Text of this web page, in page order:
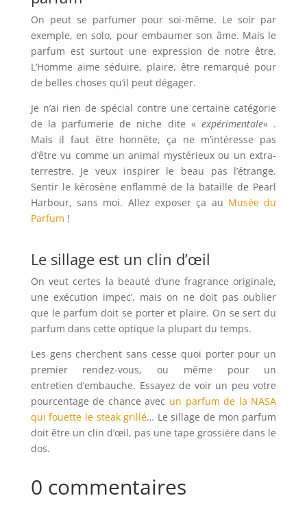
On peut se parfumer pour soi-même. Le soir par
exemple, en solo, pour embaumer son âme. Mais le
parfum est surtout une expression de notre être.
L’Homme aime séduire, plaire, être remarqué pour
de belles choses qu’il peut dégager.
Je n’ai rien de spécial contre une certaine catégorie
de la parfumerie de niche dite «expérimentale« .
Mais il faut être honnête, ça ne m’intéresse pas
d’être vu comme un animal mystérieux ou un extra-
terrestre. Je veux inspirer le beau pas l’étrange.
Sentir le kérosène enflammé de la bataille de Pearl
Harbour, sans moi. Allez exposer ça au Musée du
Parfum !
Le sillage est un clin d’œil
On veut certes la beauté d’une fragrance originale,
une exécution impec’, mais on ne doit pas oublier
que le parfum doit se porter et plaire. On se sert du
parfum dans cette optique la plupart du temps.
Les gens cherchent sans cesse quoi porter pour un
premier rendez-vous, ou même pour un
entretien d’embauche. Essayez de voir un peu votre
pourcentage de chance avec un parfum de la NASA
qui fouette le steak grillé… Le sillage de mon parfum
doit être un clin d’œil, pas une tape grossière dans le
dos.
0 commentaires